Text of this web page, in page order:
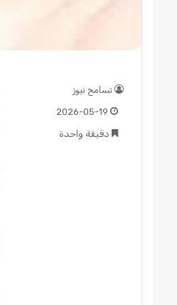
تسامح نيوز
2026-05-19
دقيقة واحدة